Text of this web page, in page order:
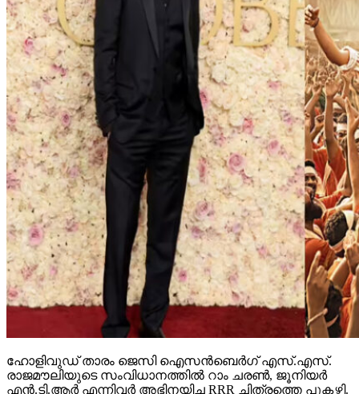
ഹോളിവുഡ് താരം ജെസി ഐസന്‍ബെര്‍ഗ് എസ്.എസ്.
രാജമൗലിയുടെ സംവിധാനത്തില്‍ റാം ചരണ്‍, ജൂനിയര്‍
എന്‍.ടി.ആര്‍ എന്നിവര്‍ അഭിനയിച്ച RRR ചിത്രത്തെ പുകഴ്ത്തി.